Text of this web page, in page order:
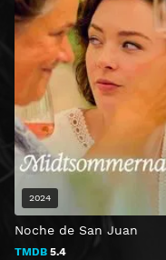
Noche de San Juan
TMDB 5.4
2024